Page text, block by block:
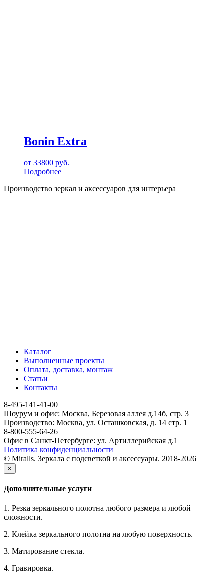
Bonin Extra
от 33800 руб.
Подробнее
Производство зеркал и аксессуаров для интерьера
Каталог
Выполненные проекты
Оплата, доставка, монтаж
Статьи
Контакты
8-495-141-41-00
Шоурум и офис: Москва, Березовая аллея д.14б, стр. 3
Производство: Москва, ул. Осташковская, д. 14 стр. 1
8-800-555-64-26
Офис в Санкт-Петербурге: ул. Артиллерийская д.1
Политика конфиденциальности
© Miralls. Зеркала с подсветкой и аксессуары. 2018-2026
×
Дополнительные услуги
1. Резка зеркального полотна любого размера и любой
сложности.
2. Клейка зеркального полотна на любую поверхность.
3. Матирование стекла.
4. Гравировка.